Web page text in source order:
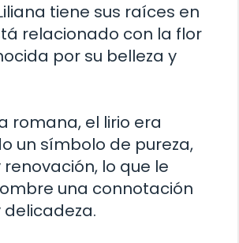
tiene sus raíces en
relacionado con la flor
por su belleza y
romana, el lirio era
un símbolo de pureza,
lo que le
una connotación